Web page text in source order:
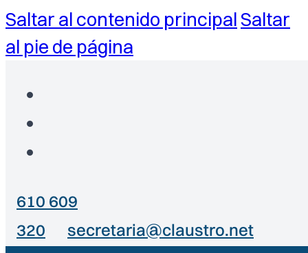
Saltar al contenido principalSaltar
al pie de página
610 609
320
secretaria@claustro.net